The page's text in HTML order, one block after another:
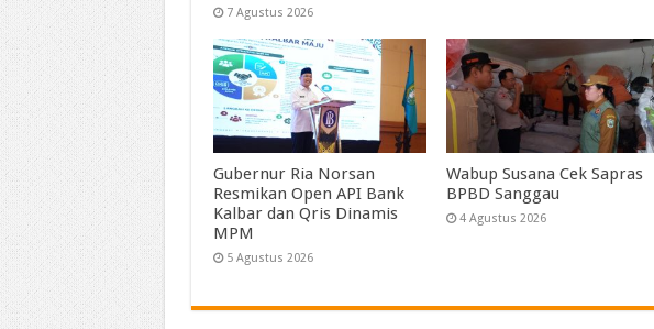
7 Agustus 2026
Gubernur Ria Norsan
Resmikan Open API Bank
Kalbar dan Qris Dinamis
MPM
5 Agustus 2026
Wabup Susana Cek Sapras
BPBD Sanggau
4 Agustus 2026